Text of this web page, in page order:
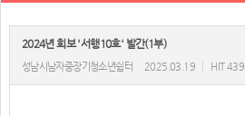
2024년 회보 '서행10호' 발간(1부)
성남시남자중장기청소년쉼터 2025.03.19 HIT 439